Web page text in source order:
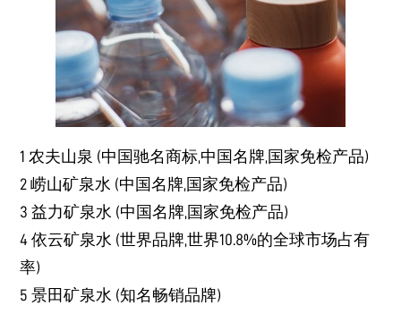
1 农夫山泉 (中国驰名商标,中国名牌,国家免检产品)
2 崂山矿泉水 (中国名牌,国家免检产品)
3 益力矿泉水 (中国名牌,国家免检产品)
4 依云矿泉水 (世界品牌,世界10.8%的全球市场占有
率)
5 景田矿泉水 (知名畅销品牌)